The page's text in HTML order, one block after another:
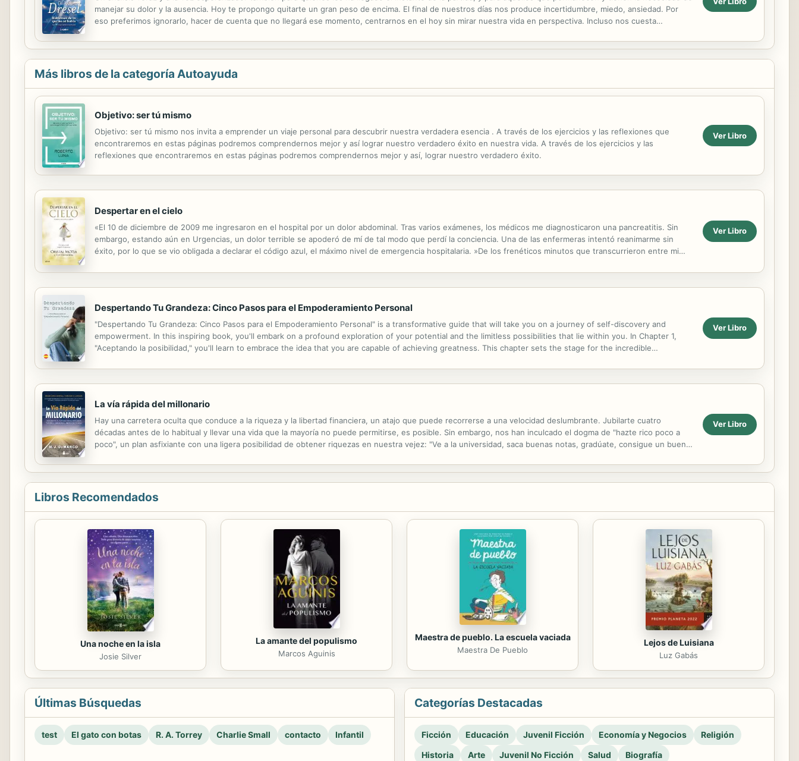
manejar su dolor y la ausencia. Hoy te propongo quitarte un gran peso de encima. El final de nuestros días nos produce incertidumbre, miedo, ansiedad. Por
eso preferimos ignorarlo, hacer de cuenta que no llegará ese momento, centrarnos en el hoy sin mirar nuestra vida en perspectiva. Incluso nos cuesta
Más libros de la categoría Autoayuda
Objetivo: ser tú mismo
Objetivo: ser tú mismo nos invita a emprender un viaje personal para descubrir nuestra verdadera esencia . A través de los ejercicios y las reflexiones que
encontraremos en estas páginas podremos comprendernos mejor y así lograr nuestro verdadero éxito en nuestra vida. A través de los ejercicios y las
reflexiones que encontraremos en estas páginas podremos comprendernos mejor y así, lograr nuestro verdadero éxito.
Ver Libro
Despertar en el cielo
«El 10 de diciembre de 2009 me ingresaron en el hospital por un dolor abdominal. Tras varios exámenes, los médicos me diagnosticaron una pancreatitis. Sin
embargo, estando aún en Urgencias, un dolor terrible se apoderó de mí de tal modo que perdí la conciencia. Una de las enfermeras intentó reanimarme sin
éxito, por lo que se vio obligada a declarar el código azul, el máximo nivel de emergencia hospitalaria. »De los frenéticos minutos que transcurrieron entre mi
Ver Libro
Despertando Tu Grandeza: Cinco Pasos para el Empoderamiento Personal
"Despertando Tu Grandeza: Cinco Pasos para el Empoderamiento Personal" is a transformative guide that will take you on a journey of self-discovery and
empowerment. In this inspiring book, you'll embark on a profound exploration of your potential and the limitless possibilities that lie within you. In Chapter 1,
"Aceptando la posibilidad," you'll learn to embrace the idea that you are capable of achieving greatness. This chapter sets the stage for the incredible
Ver Libro
La vía rápida del millonario
Hay una carretera oculta que conduce a la riqueza y la libertad financiera, un atajo que puede recorrerse a una velocidad deslumbrante. Jubilarte cuatro
décadas antes de lo habitual y llevar una vida que la mayoría no puede permitirse, es posible. Sin embargo, nos han inculcado el dogma de "hazte rico poco a
poco", un plan asfixiante con una ligera posibilidad de obtener riquezas en nuestra vejez: "Ve a la universidad, saca buenas notas, gradúate, consigue un buen
Ver Libro
Libros Recomendados
Una noche en la isla
Josie Silver
La amante del populismo
Marcos Aguinis
Maestra de pueblo. La escuela vaciada
Maestra De Pueblo
Lejos de Luisiana
Luz Gabás
Últimas Búsquedas
test El gato con botas R. A. Torrey Charlie Small contacto Infantil
Categorías Destacadas
Ficción Educación Juvenil Ficción Economía y Negocios
Religión
Historia
Arte Juvenil No Ficción Salud Biografía